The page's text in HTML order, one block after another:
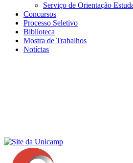
Serviço de Orientação
Concursos
Processo Seletivo
Biblioteca
Mostra de Trabalhos
Notícias